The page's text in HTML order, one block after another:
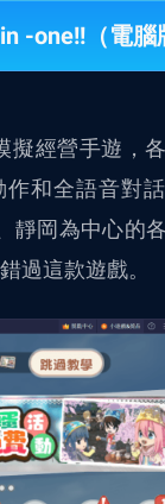
one!!（電腦
擬經營手遊，
和全語音對
靜岡為中心的
過這款遊戲。